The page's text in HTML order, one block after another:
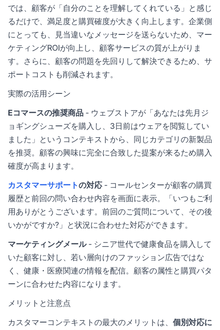
では、顧客が「自分のことを理解してくれている」と感じ
るだけで、満足度と購買確度が大きく向上します。企業側
にとっても、見当違いなメッセージを送らないため、マー
ケティングROIが向上し、顧客サービスの質が上がりま
す。さらに、顧客の問題を先回りして解決できるため、サ
ポートコストも削減されます。
実際の活用シーン
Eコマースの推奨商品 - ウェブストアが「あなたは先月ジ
ョギングシューズを購入し、3日前はウェアを閲覧してい
ました」というコンテキストから、同じカテゴリの新製品
を推奨。顧客の興味に完全に合致した提案が来るため購入
確度が高まります。
カスタマーサポートの対応 - コールセンターが顧客の購買
履歴と前回の問い合わせ内容を画面に表示。「いつもご利
用ありがとうございます。前回のご質問について、その後
いかがですか?」と状況に合わせた対応ができます。
マーケティングメール- シニア世代で健康食品を購入して
いた顧客に対し、若い層向けのファッション広告ではな
く、健康・医療関連の情報を配信。顧客の属性と購買パタ
ーンに合わせた内容になります。
メリットと注意点
カスタマーコンテキストの最大のメリットは、 個別対応に